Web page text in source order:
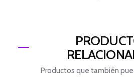
Productos que también